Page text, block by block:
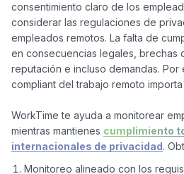
consentimiento claro de los
considerar las regulaciones de
empleados remotos. La falta de
en consecuencias legales, brechas
reputación e incluso demandas.
compliant del trabajo remoto
WorkTime te ayuda a monitorear
mientras mantienes cumplimiento
internacionales de privacidad
Monitoreo alineado con los